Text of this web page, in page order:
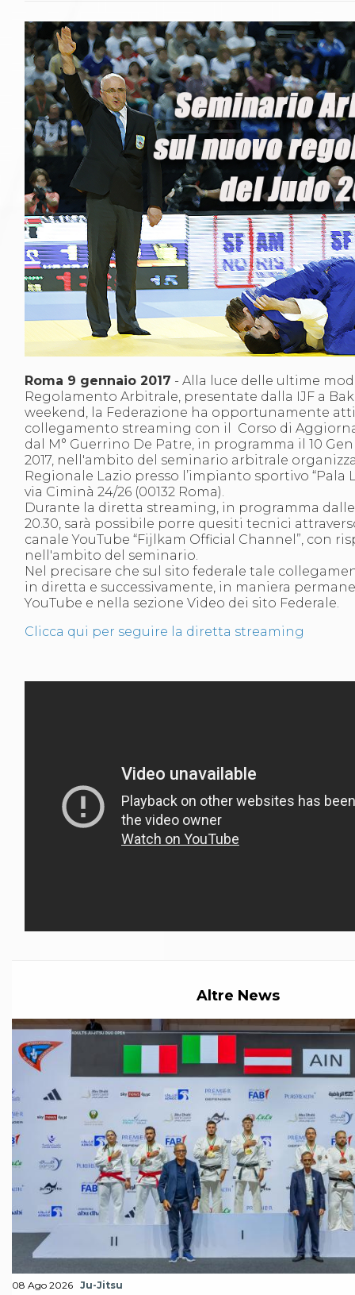
Arbitri
Lotta
La disciplina
News
Gare e Risultati
Attività Didattica
Albi Federali
Karate
La disciplina
News
Gare e Risultati
Attività Didattica
Albi Federali
Arti marziali
Aikido
Ju Jitsu
Sumo
Capoeira
Grappling
BJJ
Pancrazio/Pankration
News
Calendario Attività
Difesa Personale MGA
La disciplina
News
Merchandising
Mappa del sito
Cerca
Contatti
News
Cookies Accept
Newsletter
Catalogo formativo
Webinar
Corsi Monotematici
Corsi FIJLKAM-FISDIR
Corso dirigenti sportivi
Modulistica
FAQ
Quesiti fiscali
Sostenibilità
Documenti
Roma 9 gennaio 2017 - Alla luce delle ultime
Regolamento Arbitrale, presentate dalla IJF a
weekend, la Federazione ha opportunamente
collegamento streaming con il Corso di
dal M° Guerrino De Patre, in programma il 10
2017, nell'ambito del seminario arbitrale
Regionale Lazio presso l’impianto sportivo “Pala
via Ciminà 24/26 (00132 Roma).
Durante la diretta streaming, in programma dalle
20.30, sarà possibile porre quesiti tecnici
canale YouTube “Fijlkam Official Channel”, con
nell'ambito del seminario.
Nel precisare che sul sito federale tale
in diretta e successivamente, in maniera
YouTube e nella sezione Video dei sito Federale.
Clicca qui per seguire la diretta streaming
Altre News
08 Ago 2026 Ju-Jitsu